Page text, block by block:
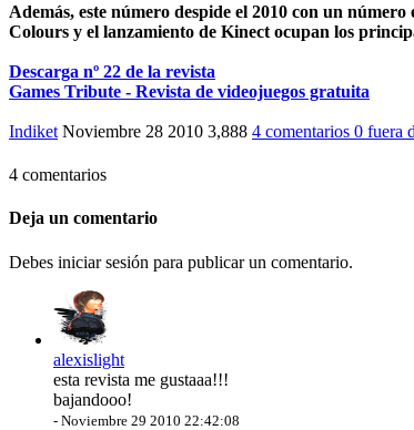
Además, este número despide el 2010 con un
Colours y el lanzamiento de Kinect ocupan los
Descarga nº 22 de la revista
Games Tribute - Revista de videojuegos gratuita
Indiket Noviembre 28 2010 3,888 4 comentarios 0 fuera
4 comentarios
Deja un comentario
Debes iniciar sesión para publicar un comentario.
alexislight
esta revista me gustaaa!!!
bajandooo!
- Noviembre 29 2010 22:42:08